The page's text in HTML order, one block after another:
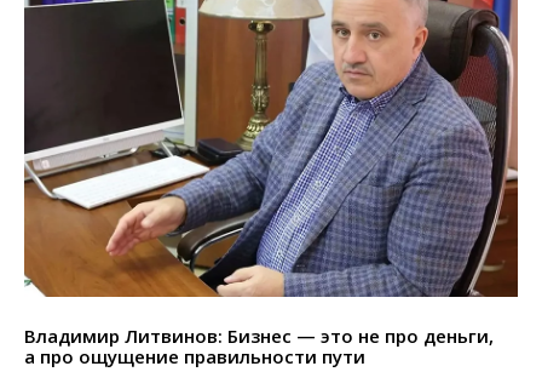
Владимир Литвинов: Бизнес — это не про деньги,
а про ощущение правильности пути